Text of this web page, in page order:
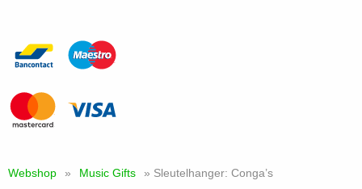
Webshop » Music Gifts » Sleutelhanger: Conga’s